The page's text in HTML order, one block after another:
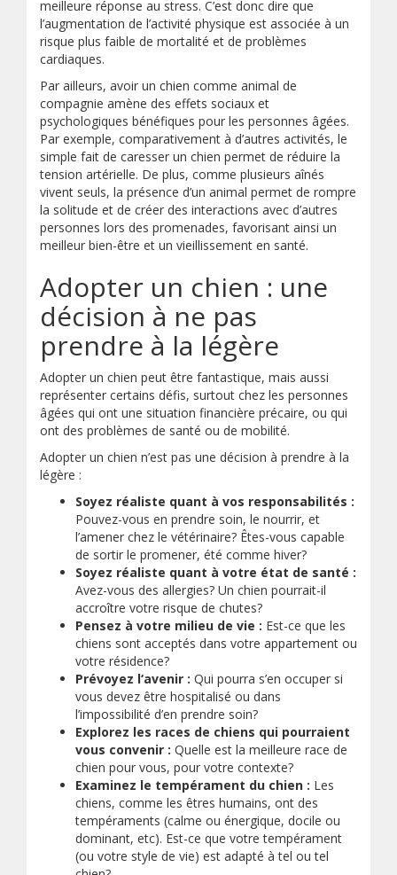
meilleure réponse au stress. C’est donc dire que
l’augmentation de l’activité physique est associée à un
risque plus faible de mortalité et de problèmes
cardiaques.
Par ailleurs, avoir un chien comme animal de
compagnie amène des effets sociaux et
psychologiques bénéfiques pour les personnes âgées.
Par exemple, comparativement à d’autres activités, le
simple fait de caresser un chien permet de réduire la
tension artérielle. De plus, comme plusieurs aînés
vivent seuls, la présence d’un animal permet de rompre
la solitude et de créer des interactions avec d’autres
personnes lors des promenades, favorisant ainsi un
meilleur bien-être et un vieillissement en santé.
Adopter un chien : une
décision à ne pas
prendre à la légère
Adopter un chien peut être fantastique, mais aussi
représenter certains défis, surtout chez les personnes
âgées qui ont une situation financière précaire, ou qui
ont des problèmes de santé ou de mobilité.
Adopter un chien n’est pas une décision à prendre à la
légère :
Soyez réaliste quant à vos responsabilités :
Pouvez-vous en prendre soin, le nourrir, et
l’amener chez le vétérinaire? Êtes-vous capable
de sortir le promener, été comme hiver?
Soyez réaliste quant à votre état de santé :
Avez-vous des allergies? Un chien pourrait-il
accroître votre risque de chutes?
Pensez à votre milieu de vie : Est-ce que les
chiens sont acceptés dans votre appartement ou
votre résidence?
Prévoyez l‘avenir : Qui pourra s’en occuper si
vous devez être hospitalisé ou dans
l’impossibilité d’en prendre soin?
Explorez les races de chiens qui pourraient
vous convenir : Quelle est la meilleure race de
chien pour vous, pour votre contexte?
Examinez le tempérament du chien : Les
chiens, comme les êtres humains, ont des
tempéraments (calme ou énergique, docile ou
dominant, etc). Est-ce que votre tempérament
(ou votre style de vie) est adapté à tel ou tel